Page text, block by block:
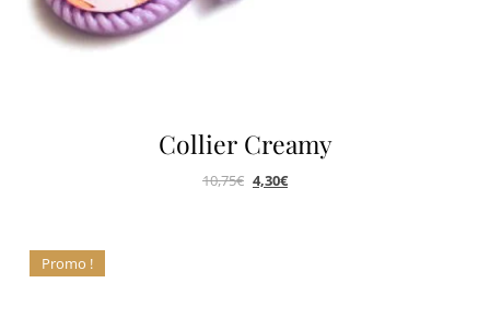
Collier Creamy
10,75€ 4,30€
Promo !